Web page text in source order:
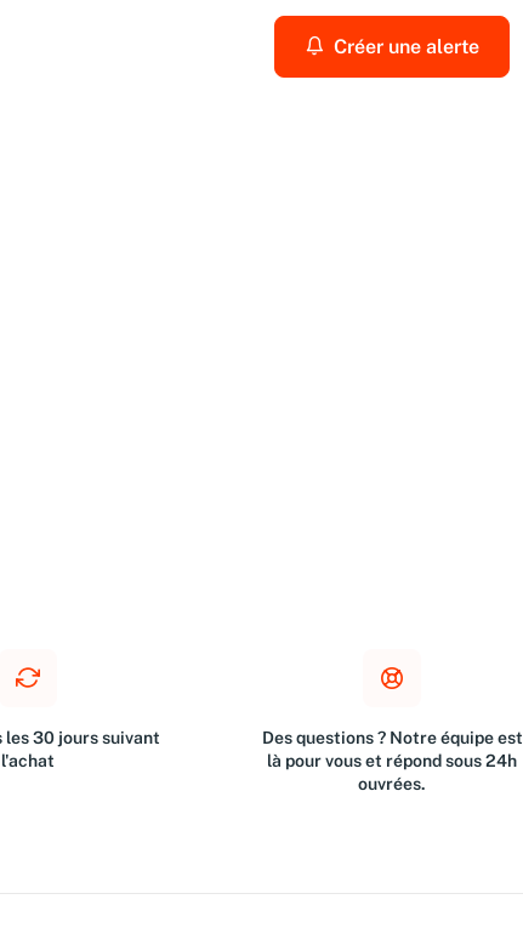
Créer une alerte
les 30 jours suivant
l'achat
Des questions ? Notre équipe est
là pour vous et répond sous 24h
ouvrées.